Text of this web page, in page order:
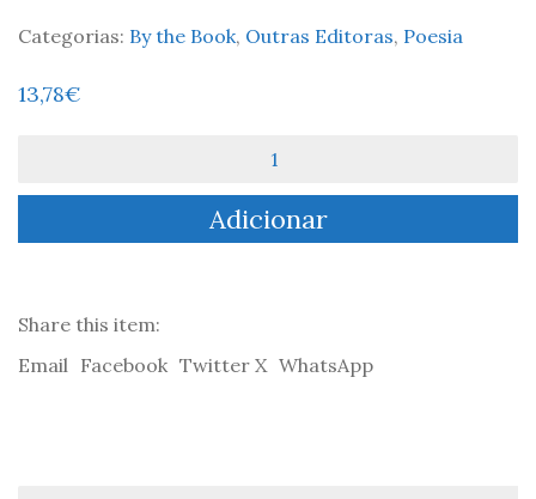
Categorias: By the Book, Outras Editoras, Poesia
13,78€
A
da
Paulo
Adicionar
Share this item:
Email Facebook Twitter X WhatsApp